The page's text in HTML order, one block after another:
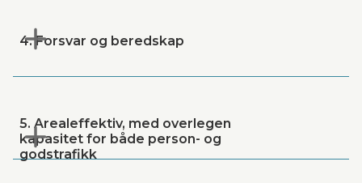
4. Forsvar og beredskap
5. Arealeffektiv, med overlegen
kapasitet for både person- og
godstrafikk